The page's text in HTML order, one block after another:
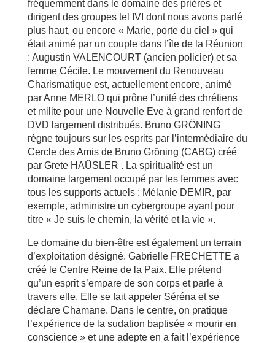
fréquemment dans le domaine des prières et
dirigent des groupes tel IVI dont nous avons parlé
plus haut, ou encore « Marie, porte du ciel » qui
était animé par un couple dans l’île de la Réunion
: Augustin VALENCOURT (ancien policier) et sa
femme Cécile. Le mouvement du Renouveau
Charismatique est, actuellement encore, animé
par Anne MERLO qui prône l’unité des chrétiens
et milite pour une Nouvelle Eve à grand renfort de
DVD largement distribués. Bruno GRÖNING
règne toujours sur les esprits par l’intermédiaire du
Cercle des Amis de Bruno Gröning (CABG) créé
par Grete HAÜSLER . La spiritualité est un
domaine largement occupé par les femmes avec
tous les supports actuels : Mélanie DEMIR, par
exemple, administre un cybergroupe ayant pour
titre « Je suis le chemin, la vérité et la vie ».
Le domaine du bien-être est également un terrain
d’exploitation désigné. Gabrielle FRECHETTE a
créé le Centre Reine de la Paix. Elle prétend
qu’un esprit s’empare de son corps et parle à
travers elle. Elle se fait appeler Séréna et se
déclare Chamane. Dans le centre, on pratique
l’expérience de la sudation baptisée « mourir en
conscience » et une adepte en a fait l’expérience